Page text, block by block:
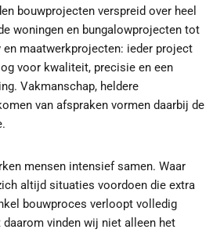
bouwprojecten verspreid over heel
woningen en bungalowprojecten tot
maatwerkprojecten: ieder project
voor kwaliteit, precisie en een
Vakmanschap, heldere
van afspraken vormen daarbij de
mensen intensief samen. Waar
altijd situaties voordoen die extra
bouwproces verloopt volledig
vinden wij niet alleen het